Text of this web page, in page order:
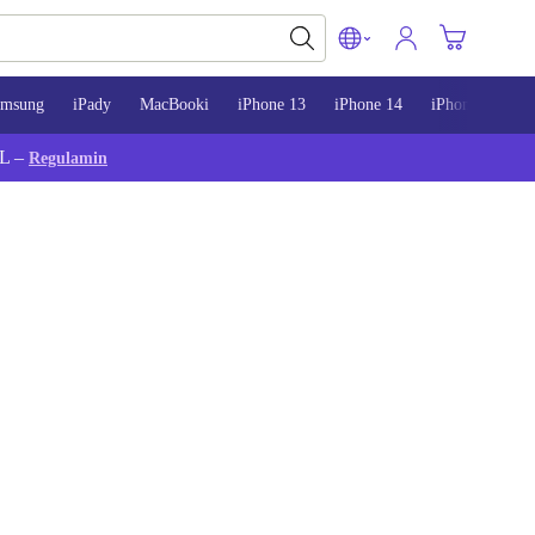
iPady MacBooki iPhone 13 iPhone 14 iPhone 15
– Regulamin